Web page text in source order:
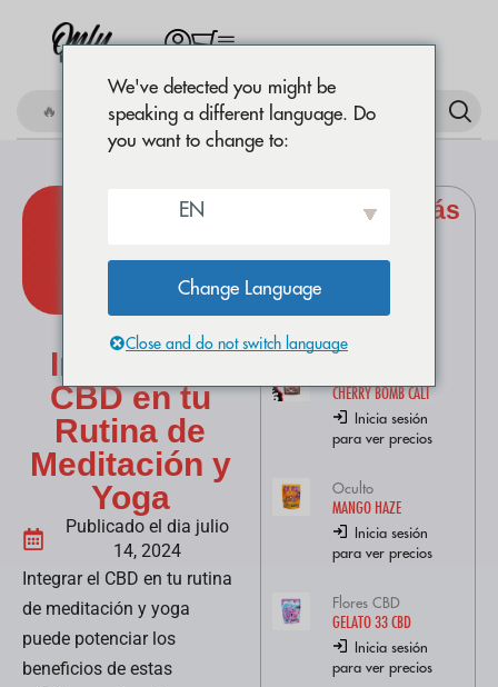
🔥 Comprar Amnesia OG
Cómo
Integrar el
CBD en tu
Rutina de
Meditación y
Yoga
Publicado el dia julio
14, 2024
Integrar el CBD en tu rutina
de meditación y yoga
puede potenciar los
beneficios de estas
Productos más
Flores CBD
CHERRY BOMB CALI
Inicia sesión
para ver precios
Oculto
MANGO HAZE
Inicia sesión
para ver precios
Flores CBD
GELATO 33 CBD
Inicia sesión
para ver precios
We've detected you might be
speaking a different language. Do
you want to change to:
EN
Change Language
Close and do not switch language